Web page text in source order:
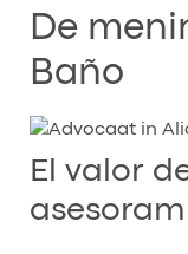
De
Baño
El valor